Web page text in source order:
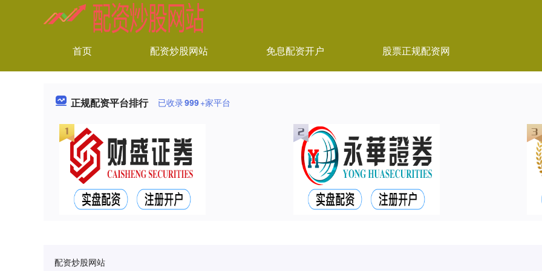
首页 配资炒股网站 免息配资开户 股票正规配资网
正规配资平台排行 已收录999+家平台
配资炒股网站